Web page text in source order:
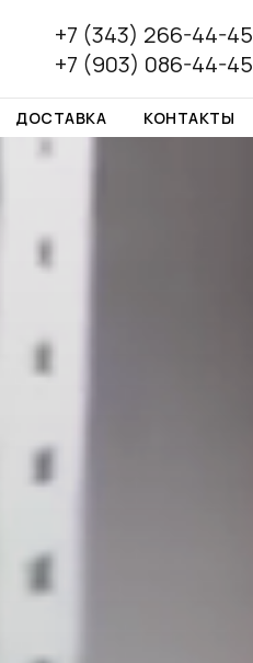
+7 (343) 266-44-45
+7 (903) 086-44-45
ДОСТАВКА КОНТАКТЫ